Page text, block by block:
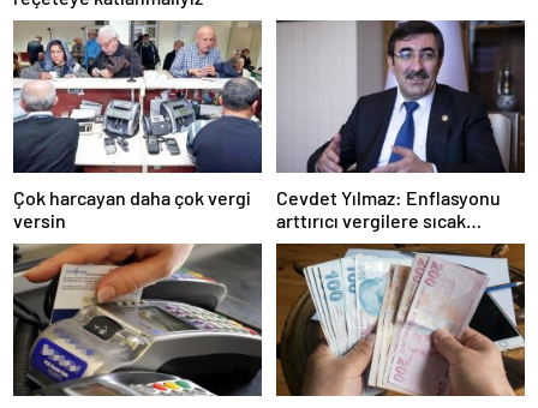
Çok harcayan daha çok vergi
versin
Cevdet Yılmaz: Enflasyonu
arttırıcı vergilere sıcak
bakmıyoruz ama…